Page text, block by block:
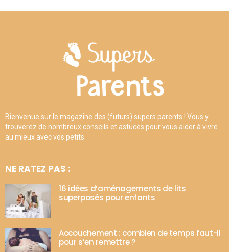
Bienvenue sur le magazine des (futurs) supers parents ! Vous y
trouverez de nombreux conseils et astuces pour vous aider à vivre
au mieux avec vos petits.
NE RATEZ PAS :
16 idées d’aménagements de lits
superposés pour enfants
Accouchement : combien de temps faut-il
pour s’en remettre ?